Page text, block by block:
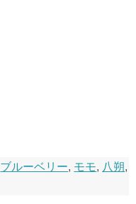
ブルーベリー, モモ, 八朔,